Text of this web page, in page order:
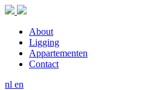
About
Ligging
Appartementen
Contact
nl en